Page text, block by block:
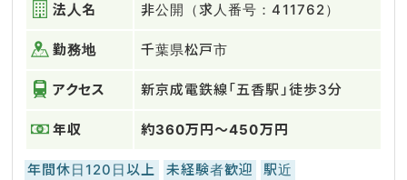
法人名 非公開（求人番号：411762）
勤務地 千葉県松戸市
アクセス 新京成電鉄線「五香駅」徒歩3分
年収 約360万円～450万円
年間休日120日以上 未経験者歓迎
駅近